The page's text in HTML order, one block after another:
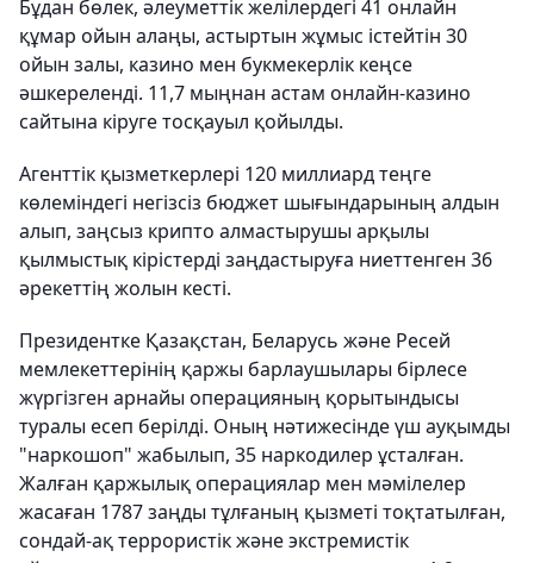
Бұдан бөлек, әлеуметтік желілердегі 41 онлайн
құмар ойын алаңы, астыртын жұмыс істейтін 30
ойын залы, казино мен букмекерлік кеңсе
әшкереленді. 11,7 мыңнан астам онлайн-казино
сайтына кіруге тосқауыл қойылды.
Агенттік қызметкерлері 120 миллиард теңге
көлеміндегі негізсіз бюджет шығындарының алдын
алып, заңсыз крипто алмастырушы арқылы
қылмыстық кірістерді заңдастыруға ниеттенген 36
әрекеттің жолын кесті.
Президентке Қазақстан, Беларусь және Ресей
мемлекеттерінің қаржы барлаушылары бірлесе
жүргізген арнайы операцияның қорытындысы
туралы есеп берілді. Оның нәтижесінде үш ауқымды
"наркошоп" жабылып, 35 наркодилер ұсталған.
Жалған қаржылық операциялар мен мәмілелер
жасаған 1787 заңды тұлғаның қызметі тоқтатылған,
сондай-ақ террористік және экстремистік